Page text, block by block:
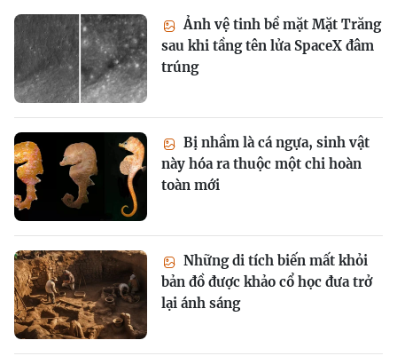
Ảnh vệ tinh bề mặt Mặt Trăng
sau khi tầng tên lửa SpaceX đâm
trúng
Bị nhầm là cá ngựa, sinh vật
này hóa ra thuộc một chi hoàn
toàn mới
Những di tích biến mất khỏi
bản đồ được khảo cổ học đưa trở
lại ánh sáng